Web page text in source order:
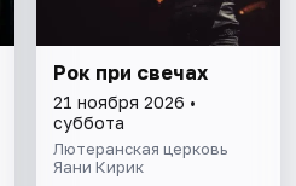
Рок при свечах
21 ноября 2026 •
суббота
Лютеранская церковь
Яани Кирик